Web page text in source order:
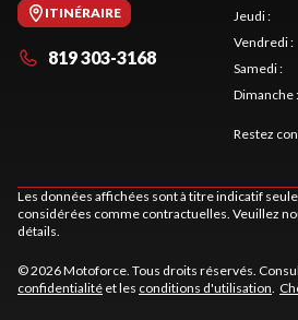
ITINÉRAIRE
819 303-3168
Jeudi:
Vendredi:
Samedi:
Dimanche:
Restez
Les données affichées sont à titre indicatif
considérées comme contractuelles. Veuillez
détails.
© 2026 Motoforce. Tous droits réservés.
confidentialité et les conditions d'utilisation.